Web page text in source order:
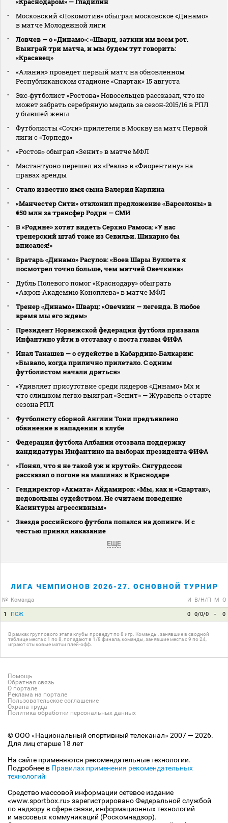
Московский «Локомотив» обыграл московское «Динамо»
в матче Молодежной лиги
Ловчев — о «Динамо»: «Шварц, заткни им всем рот.
Выиграй три матча, и мы будем тут говорить:
«Красавец»
«Алания» проведет первый матч на обновленном
Республиканском стадионе «Спартак» 15 августа
Экс‑футболист «Ростова» Новосельцев рассказал, что не
может забрать серебряную медаль за сезон‑2015/16 в РПЛ
у бывшей жены
Футболисты «Сочи» прилетели в Москву на матч Первой
лиги с «Торпедо»
«Ростов» обыграл «Зенит» в матче МФЛ
Мастантуоно перешел из «Реала» в «Фиорентину» на
правах аренды
Стало известно имя сына Валерия Карпина
«Манчестер Сити» отклонил предложение «Барселоны» в
€50 млн за трансфер Родри — СМИ
В «Родине» хотят видеть Серхио Рамоса: «У нас
тренерский штаб тоже из Севильи. Шикарно бы
вписался!»
Вратарь «Динамо» Расулов: «Боев Шары Буллета я
посмотрел точно больше, чем матчей Овечкина»
Дубль Полевого помог «Краснодару» обыграть
«Акрон‑Академию Коноплева» в матче МФЛ
Тренер «Динамо» Шварц: «Овечкин — легенда. В любое
время мы его ждем»
Президент Норвежской федерации футбола призвала
Инфантино уйти в отставку с поста главы ФИФА
Инал Танашев — о судействе в Кабардино‑Балкарии:
«Бывало, когда прилично прилетало. С одним
футболистом начали драться»
«Удивляет присутствие среди лидеров «Динамо» Мх и
что слишком легко выиграл «Зенит» — Журавель о старте
сезона РПЛ
Футболисту сборной Англии Тони предъявлено
обвинение в нападении в клубе
Федерация футбола Албании отозвала поддержку
кандидатуры Инфантино на выборах президента ФИФА
«Понял, что я не такой уж и крутой». Сигурдссон
рассказал о погоне на машинах в Краснодаре
Гендиректор «Ахмата» Айдамиров: «Мы, как и «Спартак»,
недовольны судейством. Не считаем поведение
Касинтуры агрессивным»
Звезда российского футбола попался на допинге. И с
честью принял наказание
ЕЩЕ
ЛИГА ЧЕМПИОНОВ 2026-27. ОСНОВНОЙ ТУРНИР
№ Команда И В/Н/П М О
1 ПСЖ 0 0/0/0 - 0
В рамках группового этапа клубы проведут по 8 игр. Команды, занявшие в сводной
таблице места с 1 по 8, попадают в 1/8 финала, команды, занявшие места с 9 по 24,
играют стыковые матчи плей-офф.
Помощь
Обратная связь
О портале
Реклама на портале
Пользовательское соглашение
Охрана труда
Политика обработки персональных данных
© ООО «Национальный спортивный телеканал» 2007 — 2026.
Для лиц старше 18 лет
На сайте применяются рекомендательные технологии.
Подробнее в Правилах применения рекомендательных
технологий
Средство массовой информации сетевое издание
«www.sportbox.ru» зарегистрировано Федеральной службой
по надзору в сфере связи, информационных технологий
и массовых коммуникаций (Роскомнадзор).